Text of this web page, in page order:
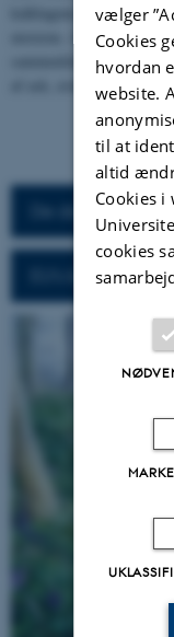
kalklagene er meget tæt
moræne. Arterne er
sammenfald med arter
af ask, avnbøg, eg, ær
De danske
EU's beskrivelse
vælger
Cookies
hvordan
website.
til at
altid
Cookies i
cookies